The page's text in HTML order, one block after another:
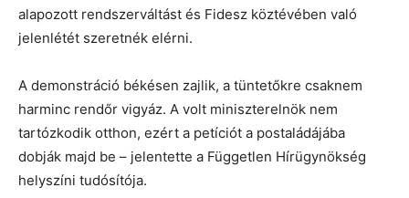
alapozott rendszerváltást és Fidesz köztévében való
jelenlétét szeretnék elérni.
A demonstráció békésen zajlik, a tüntetőkre csaknem
harminc rendőr vigyáz. A volt miniszterelnök nem
tartózkodik otthon, ezért a petíciót a postaládájába
dobják majd be – jelentette a Független Hírügynökség
helyszíni tudósítója.